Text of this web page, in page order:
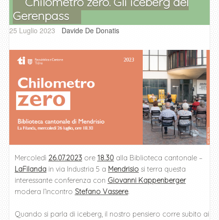
Gerenpass
25 Luglio 2023 Davide De Donatis
Mercoledì 26.07.2023ore 18.30alla Biblioteca cantonale –
LaFilandain via Industria 5 a Mendrisiosi terra questa
interessante conferenza con Giovanni Kappenberger
modera l’incontro Stefano Vassere.
Quando si parla di iceberg, il nostro pensiero corre subito ai